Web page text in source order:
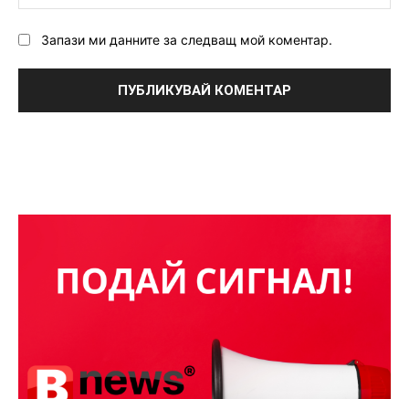
Запази ми данните за следващ мой коментар.